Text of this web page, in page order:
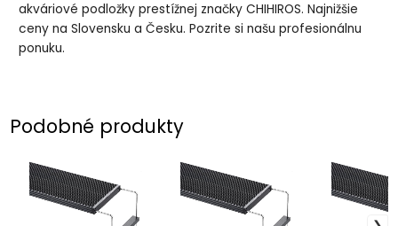
akváriové podložky prestížnej značky CHIHIROS. Najnižšie
ceny na Slovensku a Česku. Pozrite si našu profesionálnu
ponuku.
Podobné produkty